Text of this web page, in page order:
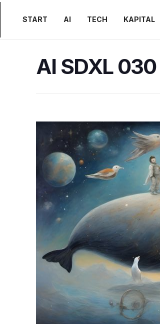
START AI TECH KAPITAL
AI SDXL